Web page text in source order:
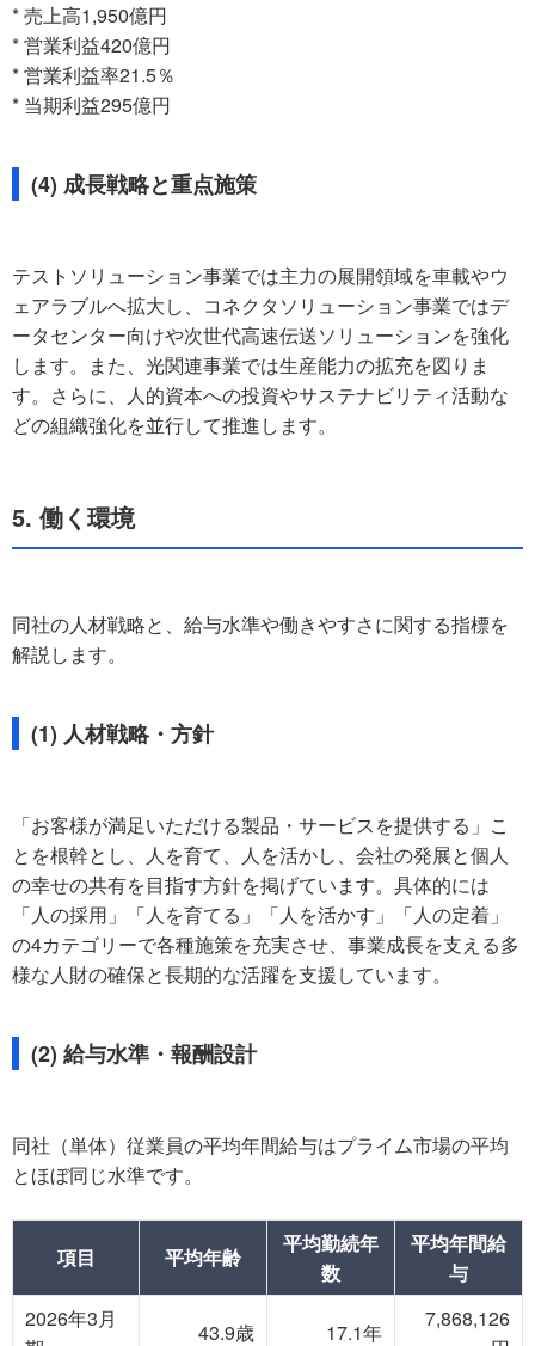
* 売上高1,950億円
* 営業利益420億円
* 営業利益率21.5％
* 当期利益295億円
(4) 成長戦略と重点施策
テストソリューション事業では主力の展開領域を車載やウ
ェアラブルへ拡大し、コネクタソリューション事業ではデ
ータセンター向けや次世代高速伝送ソリューションを強化
します。また、光関連事業では生産能力の拡充を図りま
す。さらに、人的資本への投資やサステナビリティ活動な
どの組織強化を並行して推進します。
5. 働く環境
同社の人材戦略と、給与水準や働きやすさに関する指標を
解説します。
(1) 人材戦略・方針
「お客様が満足いただける製品・サービスを提供する」こ
とを根幹とし、人を育て、人を活かし、会社の発展と個人
の幸せの共有を目指す方針を掲げています。具体的には
「人の採用」「人を育てる」「人を活かす」「人の定着」
の4カテゴリーで各種施策を充実させ、事業成長を支える多
様な人財の確保と長期的な活躍を支援しています。
(2) 給与水準・報酬設計
同社（単体）従業員の平均年間給与はプライム市場の平均
とほぼ同じ水準です。
項目 平均年齢
平均勤続年
数
平均年間給
与
2026年3月
43.9歳 17.1年
7,868,126